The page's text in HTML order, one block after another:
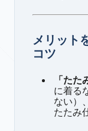
メリット
コツ
「た
に着る
ない）
たたみ